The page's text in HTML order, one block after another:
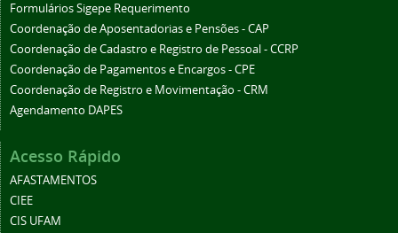
Formulários Sigepe Requerimento
Coordenação de Aposentadorias e Pensões - CAP
Coordenação de Cadastro e Registro de Pessoal - CCRP
Coordenação de Pagamentos e Encargos - CPE
Coordenação de Registro e Movimentação - CRM
Agendamento DAPES
Acesso Rápido
AFASTAMENTOS
CIEE
CIS UFAM